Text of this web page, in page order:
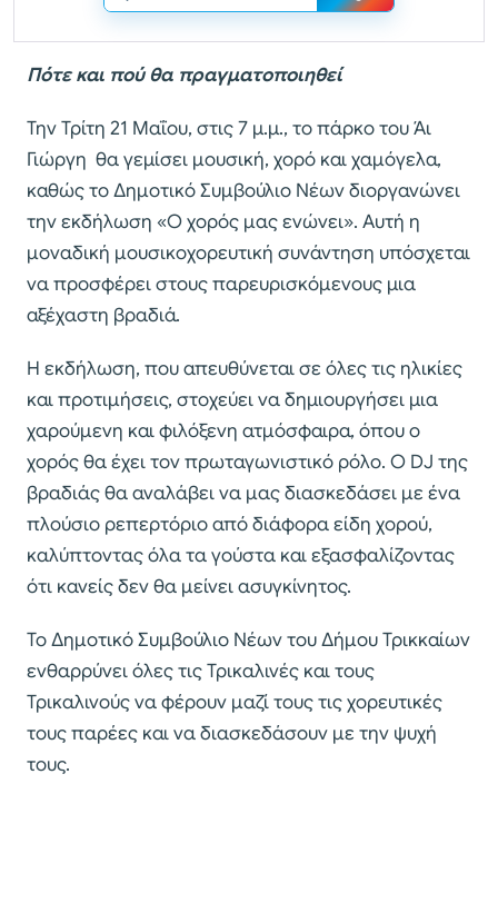
Πότε και πού θα πραγματοποιηθεί
Την Τρίτη 21 Μαΐου, στις 7 μ.μ., το πάρκο του Άι
Γιώργη θα γεμίσει μουσική, χορό και χαμόγελα,
καθώς το Δημοτικό Συμβούλιο Νέων διοργανώνει
την εκδήλωση «Ο χορός μας ενώνει». Αυτή η
μοναδική μουσικοχορευτική συνάντηση υπόσχεται
να προσφέρει στους παρευρισκόμενους μια
αξέχαστη βραδιά.
Η εκδήλωση, που απευθύνεται σε όλες τις ηλικίες
και προτιμήσεις, στοχεύει να δημιουργήσει μια
χαρούμενη και φιλόξενη ατμόσφαιρα, όπου ο
χορός θα έχει τον πρωταγωνιστικό ρόλο. Ο DJ της
βραδιάς θα αναλάβει να μας διασκεδάσει με ένα
πλούσιο ρεπερτόριο από διάφορα είδη χορού,
καλύπτοντας όλα τα γούστα και εξασφαλίζοντας
ότι κανείς δεν θα μείνει ασυγκίνητος.
Το Δημοτικό Συμβούλιο Νέων του Δήμου Τρικκαίων
ενθαρρύνει όλες τις Τρικαλινές και τους
Τρικαλινούς να φέρουν μαζί τους τις χορευτικές
τους παρέες και να διασκεδάσουν με την ψυχή
τους.